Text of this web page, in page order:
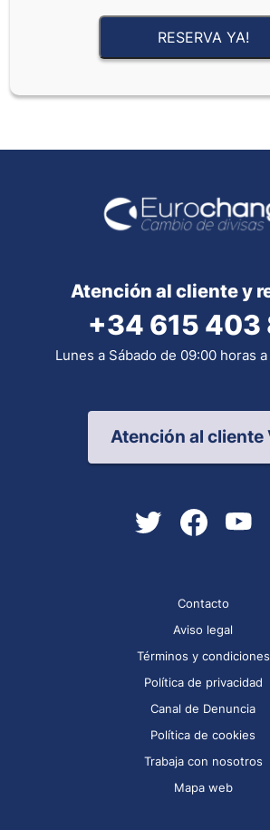
RESERVA YA!
Atención al cliente y
+34 615 403
Lunes a Sábado de 09:00 horas
Atención al cliente
Contacto
Aviso legal
Términos y condiciones
Política de privacidad
Canal de Denuncia
Política de cookies
Trabaja con nosotros
Mapa web